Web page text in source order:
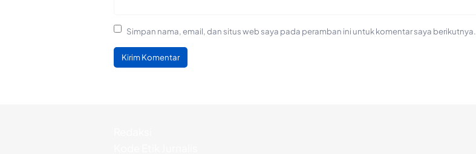
Simpan nama, email, dan situs web saya pada peramban ini untuk komentar saya berikutnya.